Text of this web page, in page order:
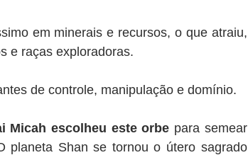
em minerais e recursos, o que atraiu,
e raças exploradoras.
de controle, manipulação e domínio.
Micah escolheu este orbe para semear
planeta Shan se tornou o útero sagrado